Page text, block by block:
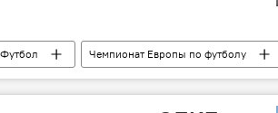
Футбол
Чемпионат Европы по футболу